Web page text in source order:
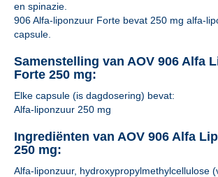
en spinazie.
906 Alfa-liponzuur Forte bevat 250 mg alfa-
capsule.
Samenstelling van AOV 906 Alfa
Forte 250 mg:
Elke capsule (is dagdosering) bevat:
Alfa-liponzuur 250 mg
Ingrediënten van AOV 906 Alfa
250 mg:
Alfa-liponzuur, hydroxypropylmethylcellulose